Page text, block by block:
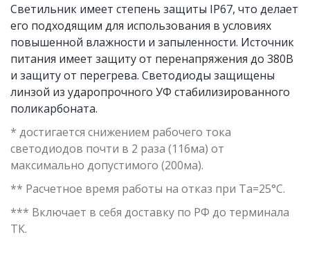
Светильник имеет степень защиты IP67, что делает
его подходящим для использования в условиях
повышенной влажности и запыленности. Источник
питания имеет защиту от перенапряжения до 380В
и защиту от перегрева. Светодиоды защищены
линзой из ударопрочного УФ стабилизированного
поликарбоната.
* достигается снижением рабочего тока
светодиодов почти в 2 раза (116ма) от
максимально допустимого (200ма).
** Расчетное время работы на отказ при Ta=25°C.
*** Включает в себя доставку по РФ до терминала
ТК.